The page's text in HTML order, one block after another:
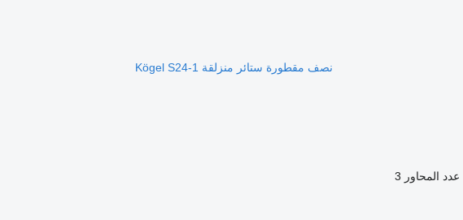
نصف مقطورة ستائر منزلقة Kögel S24-1
عدد المحاور 3